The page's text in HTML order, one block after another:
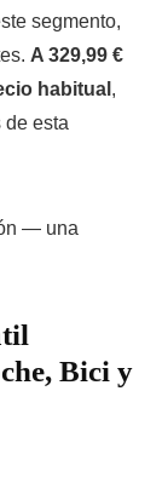
segmento,
A 329,99 €
habitual ,
de esta
— una
Bici y